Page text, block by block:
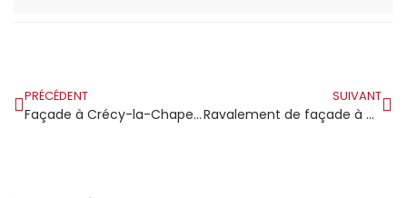
PRÉCÉDENT
Façade à Crécy-la-Chapelle : ravalement dans un village classé où l’entretien du bâti répond à des règles exigeantes
SUIVANT
Ravalement de façade à Croissy-Beaubourg : entretien soigné dans une commune calme où la qualité de vie prime